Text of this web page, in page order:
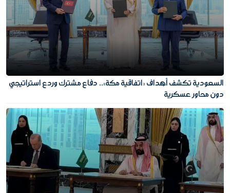
السعودية تكشف أهداف «اتفاقية مكة».. دفاع مشترك وردع استراتيجي
دون محاور عسكرية